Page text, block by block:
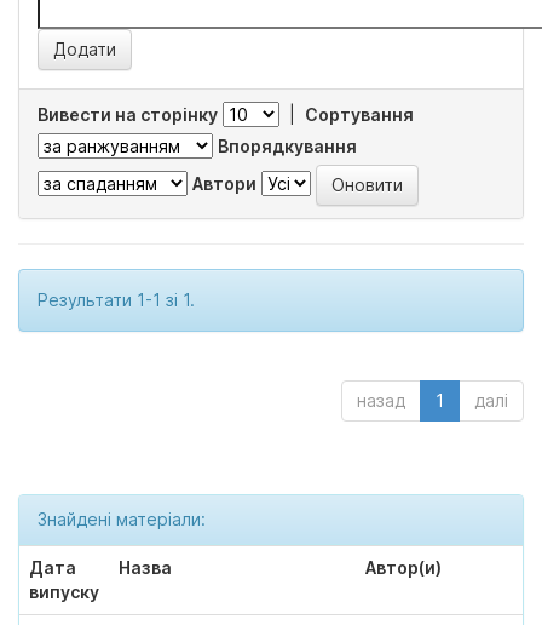
Вивести на сторінку
Сортування
Впорядкування
Автори
Результати 1-1 зі 1.
назад 1 далі
Знайдені матеріали:
Дата
випуску
Назва Автор(и)